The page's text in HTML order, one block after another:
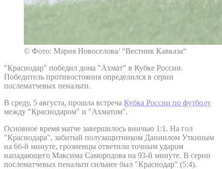
© Фото: Мария Новоселова/ “Вестник Кавказа“
"Краснодар" победил дома "Ахмат" в Кубке России.
Победитель противостояния определился в серии
послематчевых пенальти.
В среду, 5 августа, прошла встреча Кубка России по футболу
между "Краснодаром" и "Ахматом".
Основное время матче завершилось вничью 1:1. На гол
"Краснодара", забитый полузащитником Даниилом Уткиным
на 66-й минуте, грозненцы ответили точным ударом
нападающего Максима Самородова на 93-й минуте. В серии
послематчевых пенальти сильнее был "Краснодар" (5:4).